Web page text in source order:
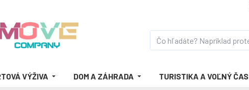
VÝŽIVA DOM A ZÁHRADA TURISTIKA A VOĽNÝ ČAS